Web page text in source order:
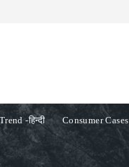
-हिन्दी Consumer Cases